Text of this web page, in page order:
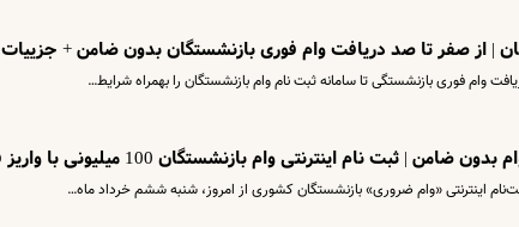
| از صفر تا صد دریافت وام فوری بازنشستگان بدون ضامن + جزییات
وام فوری بازنشستگی تا سامانه ثبت‌ نام وام بازنشستگان را بهمراه شرایط…
ثبت نام اینترنتی وام بازنشستگان 100 میلیونی با واریز فوری
اینترنتی «وام ضروری» بازنشستگان کشوری از امروز، شنبه ششم خرداد ماه…